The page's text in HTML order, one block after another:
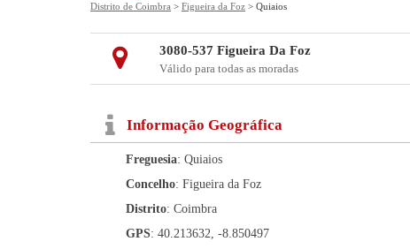
Distrito de Coimbra > Figueira da Foz > Quiaios
3080-537 Figueira Da Foz
Válido para todas as moradas
Informação Geográfica
Freguesia: Quiaios
Concelho: Figueira da Foz
Distrito: Coimbra
GPS: 40.213632, -8.850497